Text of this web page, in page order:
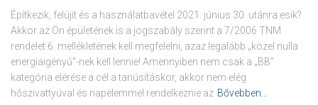
Építkezik, felújít és a használatbavétel 2021. június 30. utánra esik?
Akkor az Ön épületének is a jogszabály szerint a 7/2006 TNM
rendelet 6. mellékletének kell megfelelni, azaz legalább „közel nulla
energiaigényű”-nek kell lennie! Amennyiben nem csak a „BB”
kategória elérése a cél a tanúsításkor, akkor nem elég
hőszivattyúval és napelemmel rendelkeznie az Bővebben…